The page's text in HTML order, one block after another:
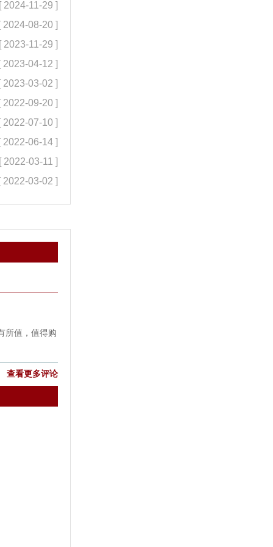
2024-11-29 ]
2024-08-20 ]
2023-11-29 ]
2023-04-12 ]
2023-03-02 ]
2022-09-20 ]
2022-07-10 ]
2022-06-14 ]
2022-03-11 ]
2022-03-02 ]
所值，值得购
查看更多评论